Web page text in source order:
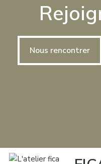
Nous rencontrer